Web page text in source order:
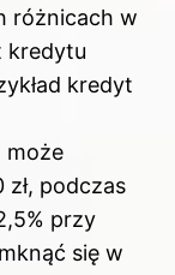
różnicach w
kredytu
kredyt
może
podczas
przy
się w